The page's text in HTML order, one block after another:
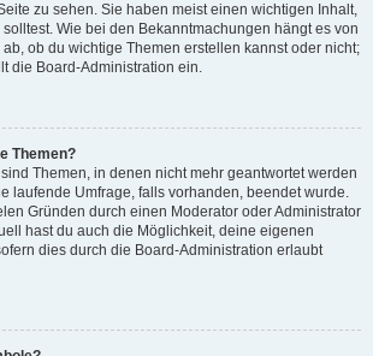
zu sehen. Sie haben meist einen wichtigen Inhalt,
Wie bei den Bekanntmachungen hängt es von
ob du wichtige Themen erstellen kannst oder nicht;
die Board-Administration ein.
Themen?
Themen, in denen nicht mehr geantwortet werden
laufende Umfrage, falls vorhanden, beendet wurde.
Gründen durch einen Moderator oder Administrator
hast du auch die Möglichkeit, deine eigenen
dies durch die Board-Administration erlaubt